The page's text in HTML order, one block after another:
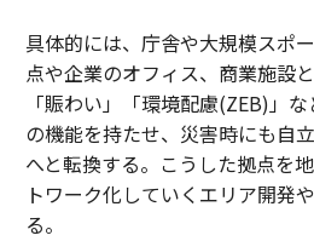
具体的には、庁舎や大規模スポ
点や企業のオフィス、商業施設
「賑わい」「環境配慮(ZEB)」な
の機能を持たせ、災害時にも自
へと転換する。こうした拠点を
トワーク化していくエリア開発
る。